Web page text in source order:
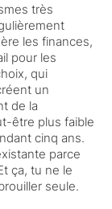
très
les finances,
pour les
qui
un
de la
être plus faible
cinq ans.
parce
ça, tu ne le
seule.